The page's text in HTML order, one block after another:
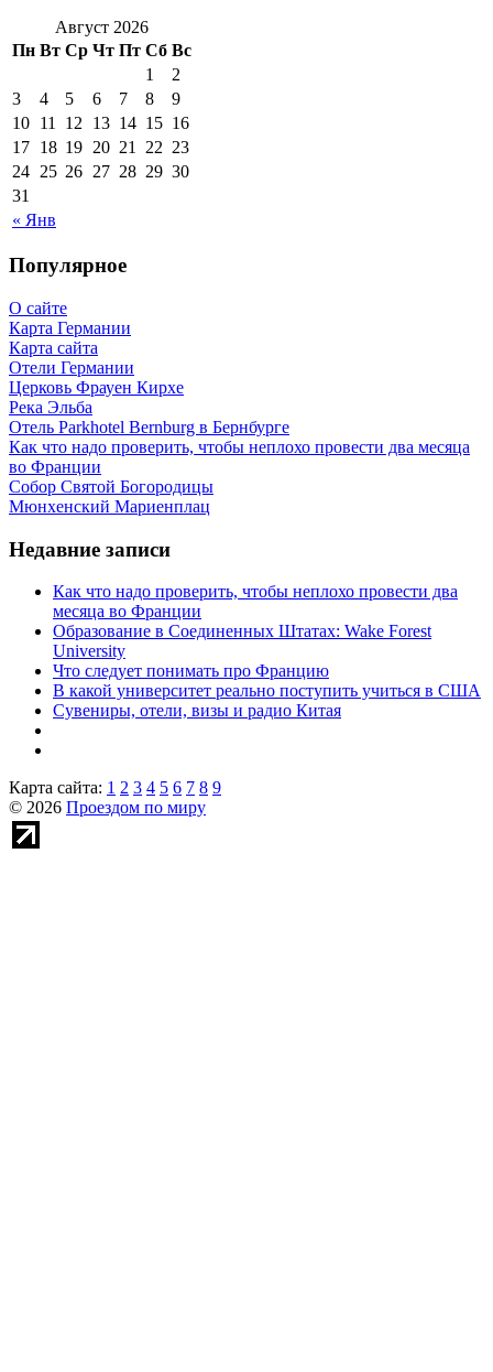
Август 2026
Пн Вт Ср Чт Пт Сб Вс
« Янв
1
2
3
4 5 6 7 8
9
10 11 12 13 14 15 16
17 18 19 20 21 22 23
24 25 26 27 28 29 30
31
Популярное
О сайте
Карта Германии
Карта сайта
Отели Германии
Церковь Фрауен Кирхе
Река Эльба
Отель Parkhotel Bernburg в Бернбурге
Как что надо проверить, чтобы неплохо провести два месяца
во Франции
Собор Святой Богородицы
Мюнхенский Мариенплац
Недавние записи
Как что надо проверить, чтобы неплохо провести два
месяца во Франции
Образование в Соединенных Штатах: Wake Forest
University
Что следует понимать про Францию
В какой университет реально поступить учиться в США
Сувениры, отели, визы и радио Китая
Карта сайта: 1 2 3 4 5 6 7 8 9
© 2026 Проездом по миру